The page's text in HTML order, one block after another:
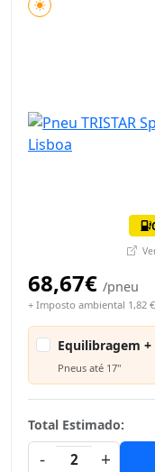
68,67€ /pneu
+ Imposto ambiental 1,82
Equilibragem +
Pneus até 17"
Total Estimado:
-
2 +